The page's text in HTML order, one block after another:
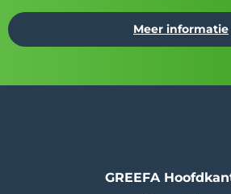
Meer informatie
GREEFA